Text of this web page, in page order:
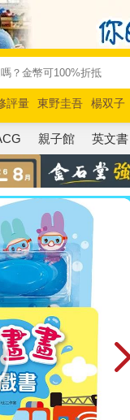
評量 東野圭吾 楊双子
放
奧德賽 路邊攤新作
親子館 英文書